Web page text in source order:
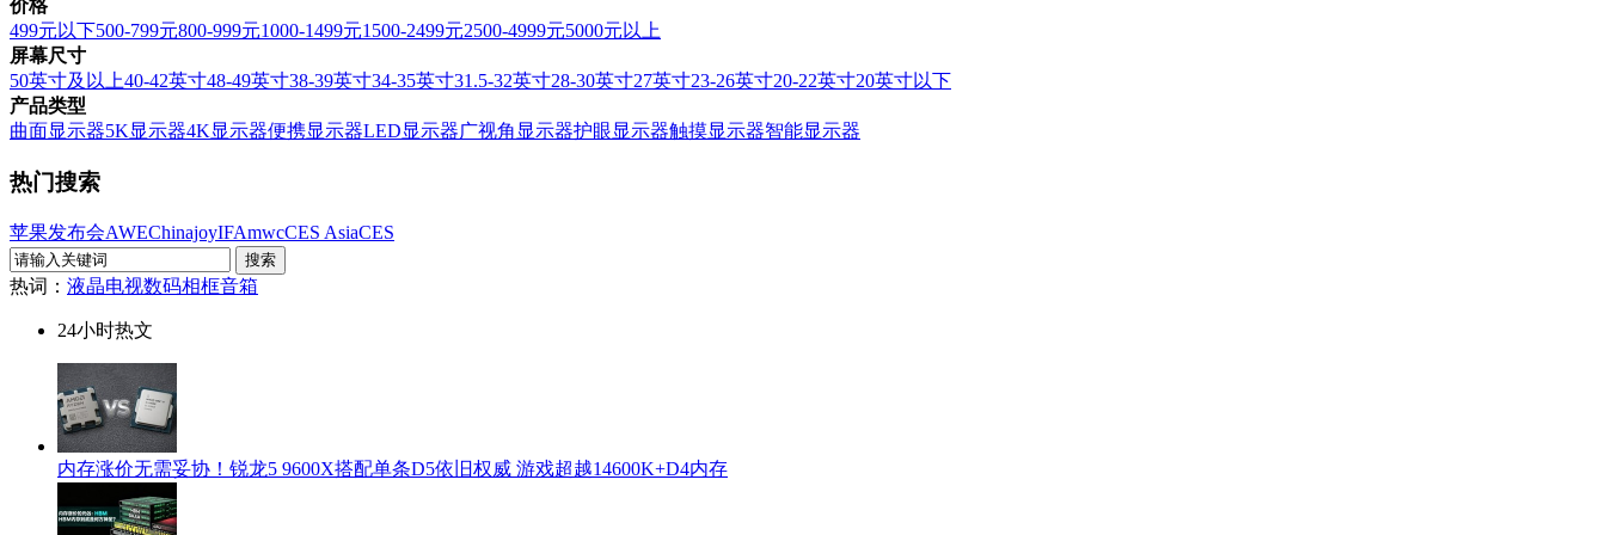
价格
499元以下500-799元800-999元1000-1499元1500-2499元2500-4999元5000元以上
屏幕尺寸
50英寸及以上40-42英寸48-49英寸38-39英寸34-35英寸31.5-32英寸28-30英寸27英寸23-26英寸20-22英寸20英寸以下
产品类型
曲面显示器5K显示器4K显示器便携显示器LED显示器广视角显示器护眼显示器触摸显示器智能显示器
热门搜索
苹果发布会AWEChinajoyIFAmwcCES AsiaCES
热词： 液晶电视数码相框音箱
24小时热文
内存涨价无需妥协！锐龙5 9600X搭配单条D5依旧权威 游戏超越14600K+D4内存